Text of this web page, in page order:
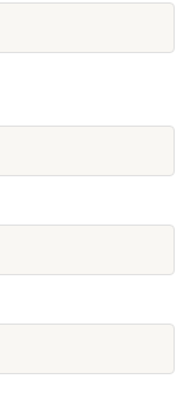
на
с монополем,
башня hdg
стали hdg